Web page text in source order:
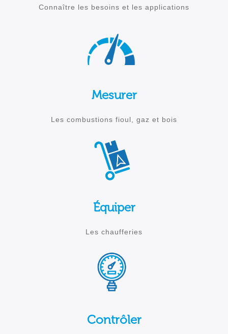
Connaître les besoins et les applications
Mesurer
Les combustions fioul, gaz et bois
Équiper
Les chaufferies
Contrôler